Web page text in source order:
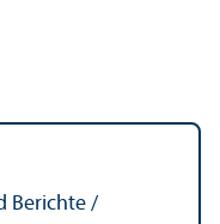
Berichte /